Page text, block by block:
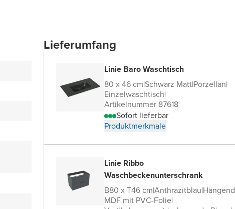
Lieferumfang
Linie Baro Waschtisch
80 x 46 cm|Schwarz Matt|Porzellan|
Einzelwaschtisch|
Artikelnummer 87618
Sofort lieferbar
Produktmerkmale
Linie Ribbo
Waschbeckenunterschrank
B80 x T46 cm|Anthrazitblau|Hängend
MDF mit PVC-Folie|